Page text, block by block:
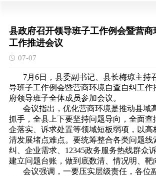
县政府召开领导班子工作例会暨营商
工作推进会议
07-07
7月6日，县委副书记、县长梅琼主持
导班子工作例会暨营商环境自查自纠工作
府领导班子全体成员参加会议。
会议指出，优化营商环境是推动县域
抓手，全县上下要坚持问题导向，全面查
企落实、诉求处置等领域短板弱项，以高
清发展堵点难点。要统筹整合各类问题线
纠、企业需求、12345政务服务热线群众
建立问题台账，做到底数清、情况明、靶
会议强调，一要压实层级责任，各位